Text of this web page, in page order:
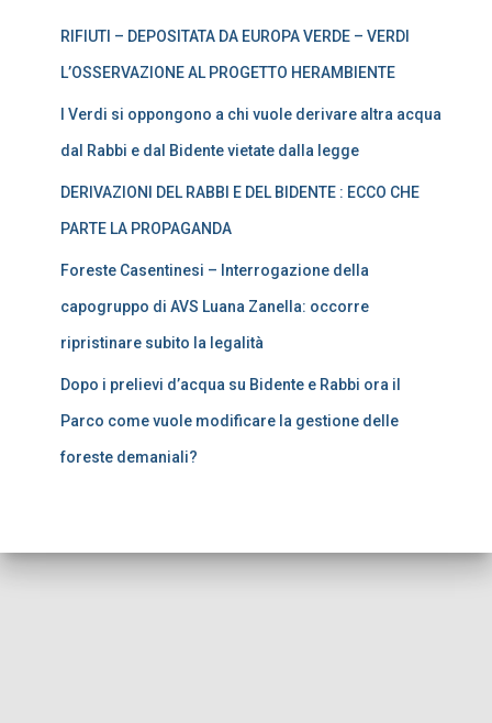
RIFIUTI – DEPOSITATA DA EUROPA VERDE – VERDI
L’OSSERVAZIONE AL PROGETTO HERAMBIENTE
I Verdi si oppongono a chi vuole derivare altra acqua
dal Rabbi e dal Bidente vietate dalla legge
DERIVAZIONI DEL RABBI E DEL BIDENTE : ECCO CHE
PARTE LA PROPAGANDA
Foreste Casentinesi – Interrogazione della
capogruppo di AVS Luana Zanella: occorre
ripristinare subito la legalità
Dopo i prelievi d’acqua su Bidente e Rabbi ora il
Parco come vuole modificare la gestione delle
foreste demaniali?